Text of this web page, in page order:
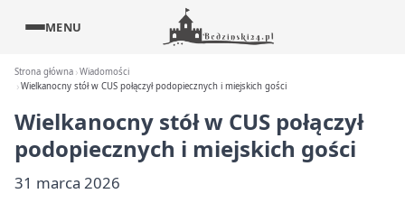
MENU
Strona główna Wiadomości
Wielkanocny stół w CUS połączył podopiecznych i miejskich gości
Wielkanocny stół w CUS połączył
podopiecznych i miejskich gości
31 marca 2026